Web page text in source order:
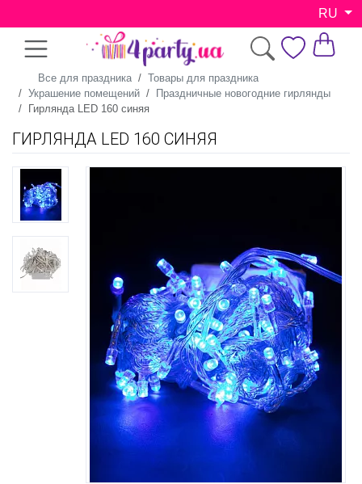
RU
Все для праздника
Товары для праздника
Украшение помещений
Праздничные новогодние гирлянды
Гирлянда LED 160 синяя
ГИРЛЯНДА LED 160 СИНЯЯ